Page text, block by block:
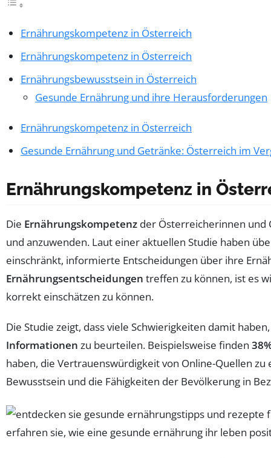
Ernährungskompetenz in Österreich
Ernährungskompetenz in Österreich
Ernährungsbewusstsein in Österreich
Gesunde Ernährung und ihre Herausforderungen
Ernährungskompetenz in Österreich
Gesunde Ernährung und Getränke: Österreich im
Ernährungskompetenz in
Die Ernährungskompetenz der Österreicherinnen und
und anzuwenden. Laut einer aktuellen Studie haben
einschränkt, informierte Entscheidungen über ihre
Ernährungsentscheidungen treffen zu können, ist es
korrekt einschätzen zu können.
Die Studie zeigt, dass viele Schwierigkeiten damit
Informationen zu beurteilen. Beispielsweise finden
haben, die Vertrauenswürdigkeit von Online-Quellen
Bewusstsein und die Fähigkeiten der Bevölkerung in